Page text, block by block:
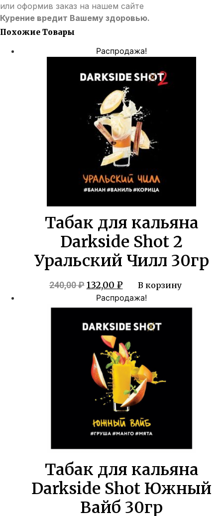
или оформив заказ на нашем сайте
Курение вредит Вашему здоровью.
Похожие Товары
Распродажа!
Табак для кальяна
Darkside Shot 2
Уральский Чилл 30гр
240,00₽ Первоначальная
цена
составляла
240,00 ₽.
132,00 ₽Текущая
цена:
132,00 ₽.
В корзину
Распродажа!
Табак для кальяна
Darkside Shot Южный
Вайб 30гр